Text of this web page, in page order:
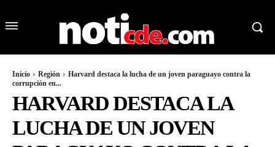
Inicio Región
Harvard destaca la lucha de un joven paraguayo contra la
corrupción en...
HARVARD DESTACA LA
LUCHA DE UN JOVEN